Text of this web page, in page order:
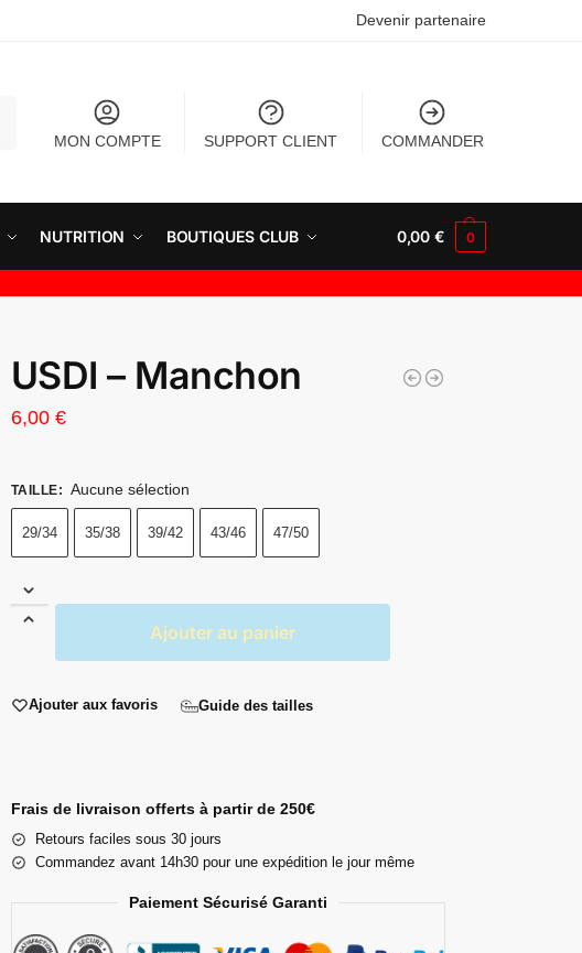
Devenir partenaire
MON COMPTE
SUPPORT CLIENT COMMANDER
NUTRITION BOUTIQUES CLUB 0,00€ 0
USDI – Manchon
6,00 €
TAILLE: Aucune sélection
29/34 35/38 39/42 43/46 47/50
Ajouter au panier
Ajouter aux favoris Guide des tailles
Frais de livraison offerts à partir de 250€
Retours faciles sous 30 jours
Commandez avant 14h30 pour une expédition le jour même
Paiement Sécurisé Garanti